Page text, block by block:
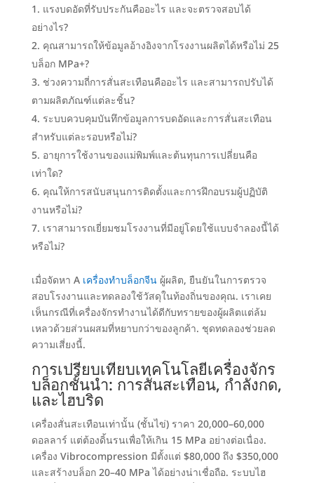
แรงบดอัดที่รับประกันคืออะไร และจะตรวจสอบได้
อย่างไร?
คุณสามารถให้ข้อมูลอ้างอิงจากโรงงานผลิตได้หรือไม่ 25
บล็อก MPa+?
ช่วงความถี่การสั่นสะเทือนคืออะไร และสามารถปรับได้
ตามผลิตภัณฑ์แต่ละชิ้น?
ระบบควบคุมบันทึกข้อมูลการบดอัดและการสั่นสะเทือน
สำหรับแต่ละรอบหรือไม่?
อายุการใช้งานของแม่พิมพ์และต้นทุนการเปลี่ยนคือ
เท่าใด?
คุณให้การสนับสนุนการติดตั้งและการฝึกอบรมผู้ปฏิบัติ
งานหรือไม่?
เราสามารถเยี่ยมชมโรงงานที่มีอยู่โดยใช้แบบจำลองนี้ได้
หรือไม่?
เมื่อจัดหา A เครื่องทำบล็อกจีน ผู้ผลิต, ยืนยันในการตรวจ
สอบโรงงานและทดลองใช้วัสดุในท้องถิ่นของคุณ. เราเคย
เห็นกรณีที่เครื่องจักรทำงานได้ดีกับทรายของผู้ผลิตแต่ล้ม
เหลวด้วยส่วนผสมที่หยาบกว่าของลูกค้า. ชุดทดลองช่วยลด
ความเสี่ยงนี้.
การเปรียบเทียบเทคโนโลยีเครื่องจักร
บล็อกชั้นนำ: การสั่นสะเทือน, กำลังกด,
และไฮบริด
เครื่องสั่นสะเทือนเท่านั้น (ชั้นไข่) ราคา 20,000–60,000
ดอลลาร์ แต่ต้องดิ้นรนเพื่อให้เกิน 15 MPa อย่างต่อเนื่อง.
เครื่อง Vibrocompression มีตั้งแต่ $80,000 ถึง $350,000
และสร้างบล็อก 20–40 MPa ได้อย่างน่าเชื่อถือ. ระบบไฮ